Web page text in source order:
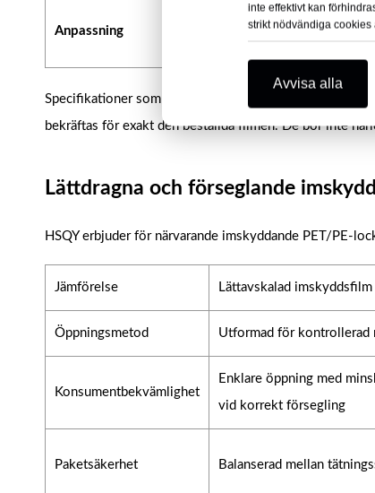
Anpassning
Tjocklek,
Specifikationer som lämplighet för mikrovågsugn,
bekräftas för exakt den beställda filmen. De bör inte
Lättdragna och förseglande
HSQY erbjuder för närvarande imskyddande PET/PE-
Jämförelse Lättavskalad imskyddsfilm
Öppningsmetod Utformad för kontrollerad
Konsumentbekvämlighet
Enklare öppning med
vid korrekt försegling
Paketsäkerhet Balanserad mellan
inte effektivt kan
strikt nödvändiga cookies
Avvisa alla